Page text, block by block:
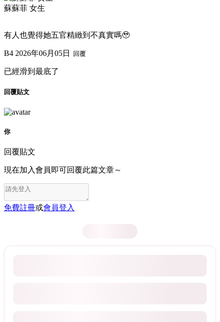
蘇蘇菲 女生
有人也覺得她五官精緻到不真實嗎🥹
B4 2026年06月05日 回覆
已經滑到最底了
回覆貼文
你
回覆貼文
現在加入會員即可回覆此篇文章～
免費註冊或會員登入